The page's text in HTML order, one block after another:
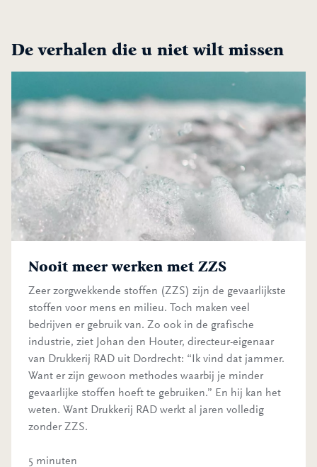
De verhalen die u niet wilt missen
Nooit meer werken met ZZS
Zeer zorgwekkende stoffen (ZZS) zijn de gevaarlijkste
stoffen voor mens en milieu. Toch maken veel
bedrijven er gebruik van. Zo ook in de grafische
industrie, ziet Johan den Houter, directeur-eigenaar
van Drukkerij RAD uit Dordrecht: “Ik vind dat jammer.
Want er zijn gewoon methodes waarbij je minder
gevaarlijke stoffen hoeft te gebruiken.” En hij kan het
weten. Want Drukkerij RAD werkt al jaren volledig
zonder ZZS.
5 minuten